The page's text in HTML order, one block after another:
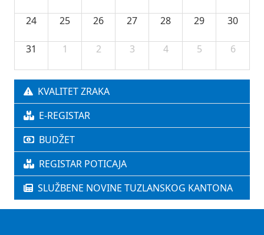
24 25 26 27 28 29 30
31 1 2 3 4 5 6
KVALITET ZRAKA
E-REGISTAR
BUDŽET
REGISTAR POTICAJA
SLUŽBENE NOVINE TUZLANSKOG KANTONA